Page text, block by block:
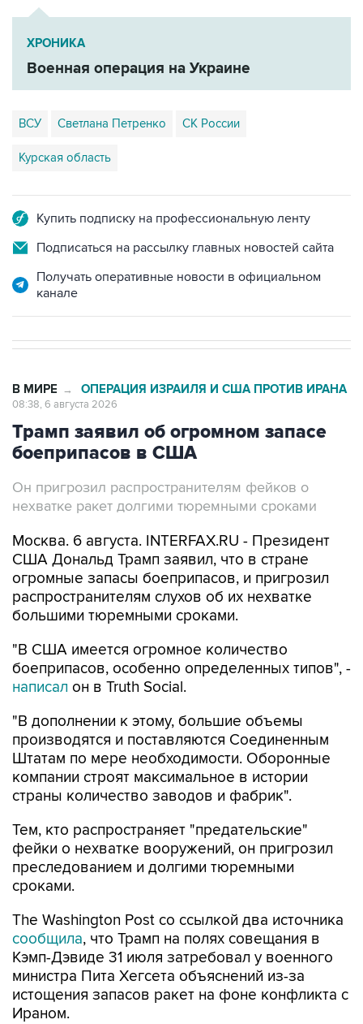
ХРОНИКА
Военная операция на Украине
ВСУ Светлана Петренко СК России
Курская область
Купить подписку на профессиональную ленту
Подписаться на рассылку главных новостей сайта
Получать оперативные новости в официальном
канале
В МИРЕ → ОПЕРАЦИЯ ИЗРАИЛЯ И США ПРОТИВ ИРАНА
08:38, 6 августа 2026
Трамп заявил об огромном запасе
боеприпасов в США
Он пригрозил распространителям фейков о
нехватке ракет долгими тюремными сроками
Москва. 6 августа. INTERFAX.RU - Президент
США Дональд Трамп заявил, что в стране
огромные запасы боеприпасов, и пригрозил
распространителям слухов об их нехватке
большими тюремными сроками.
"В США имеется огромное количество
боеприпасов, особенно определенных типов", -
написал он в Truth Social.
"В дополнении к этому, большие объемы
производятся и поставляются Соединенным
Штатам по мере необходимости. Оборонные
компании строят максимальное в истории
страны количество заводов и фабрик".
Тем, кто распространяет "предательские"
фейки о нехватке вооружений, он пригрозил
преследованием и долгими тюремными
сроками.
The Washington Post со ссылкой два источника
сообщила, что Трамп на полях совещания в
Кэмп-Дэвиде 31 июля затребовал у военного
министра Пита Хегсета объяснений из-за
истощения запасов ракет на фоне конфликта с
Ираном.